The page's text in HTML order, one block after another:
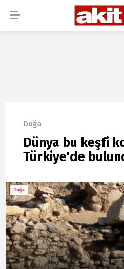
Doğa
Dünya bu keşfi
Türkiye'de